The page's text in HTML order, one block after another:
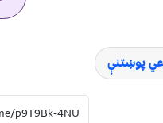
پوښتنې